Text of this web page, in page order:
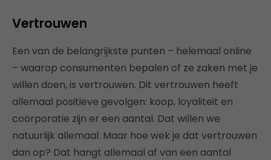
Vertrouwen
Een van de belangrijkste punten – helemaal online
– waarop consumenten bepalen of ze zaken met je
willen doen, is vertrouwen. Dit vertrouwen heeft
allemaal positieve gevolgen: koop, loyaliteit en
coörporatie zijn er een aantal. Dat willen we
natuurlijk allemaal. Maar hoe wek je dat vertrouwen
dan op? Dat hangt allemaal af van een aantal